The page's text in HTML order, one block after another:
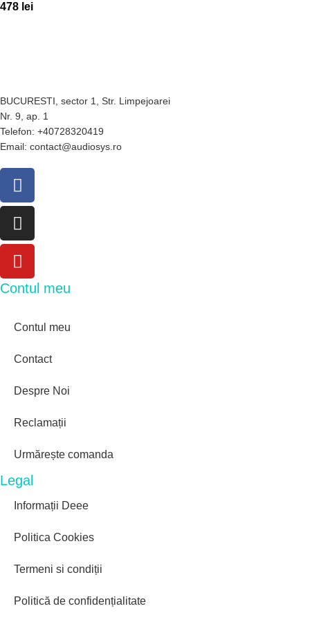
478 lei
BUCURESTI, sector 1, Str. Limpejoarei
Nr. 9, ap. 1
Telefon: +40728320419
Email: contact@audiosys.ro
Contul meu
Contul meu
Contact
Despre Noi
Reclamații
Urmărește comanda
Legal
Informații Deee
Politica Cookies
Termeni si condiții
Politică de confidențialitate